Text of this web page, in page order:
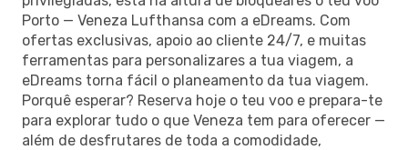
Porto — Veneza Lufthansa com a eDreams. Com
ofertas exclusivas, apoio ao cliente 24/7, e muitas
ferramentas para personalizares a tua viagem, a
eDreams torna fácil o planeamento da tua viagem.
Porquê esperar? Reserva hoje o teu voo e prepara-te
para explorar tudo o que Veneza tem para oferecer —
além de desfrutares de toda a comodidade,